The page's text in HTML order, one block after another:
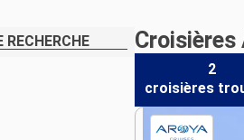
RECHERCHE Croisières
2
croisières